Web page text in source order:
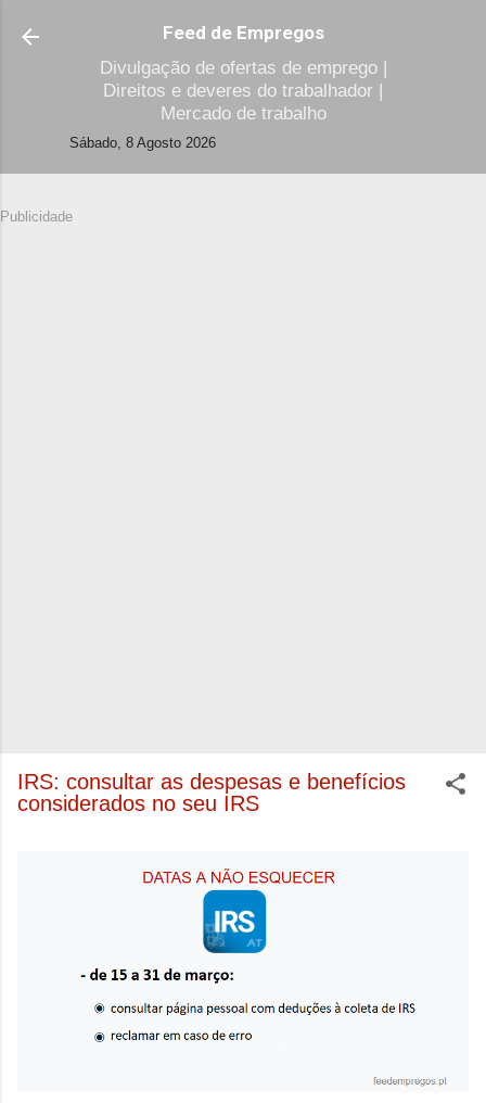
Avançar para o conteúdo principal
Feed de Empregos
Divulgação de ofertas de emprego |
Direitos e deveres do trabalhador |
Mercado de trabalho
Sábado, 8 Agosto 2026
Publicidade
IRS: consultar as despesas e benefícios
considerados no seu IRS